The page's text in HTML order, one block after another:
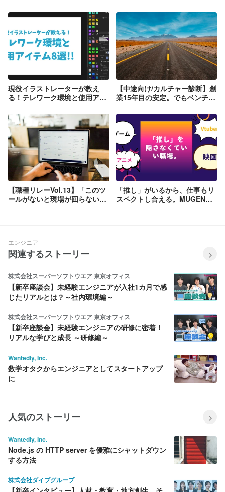
現役イラストレーターが教え
る！テレワーク環境と使用アイ
【中途向け/カルチャー診断】創
業15年目の安定。でもベンチャ
めている人のスタンスとは？
【職種リレーVol.13】「このツ
ールがないと現場が回らない」
「推し」がいるから、仕事もリ
スペクトし合える。MUGENUP
エンジニア
関連するストーリー
株式会社スーパーソフトウエア 東京オフィス
【新卒座談会】未経験エンジニアが入社1カ月で感
じたリアルとは？～社内環境編～
株式会社スーパーソフトウエア 東京オフィス
【新卒座談会】未経験エンジニアの研修に密着！
リアルな学びと成長 ～研修編～
Wantedly, Inc.
数学オタクからエンジニアとしてスタートアップ
に
人気のストーリー
Wantedly, Inc.
Node.js の HTTP server を優雅にシャットダウン
する方法
株式会社ダイブグループ